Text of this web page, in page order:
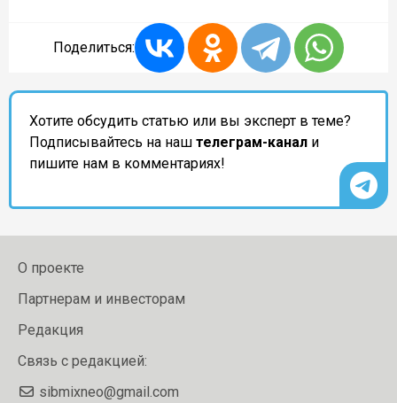
Поделиться:
Хотите обсудить статью или вы эксперт в теме?
Подписывайтесь на наш телеграм-канал и
пишите нам в комментариях!
О проекте
Партнерам и инвесторам
Редакция
Связь с редакцией:
sibmixneo@gmail.com